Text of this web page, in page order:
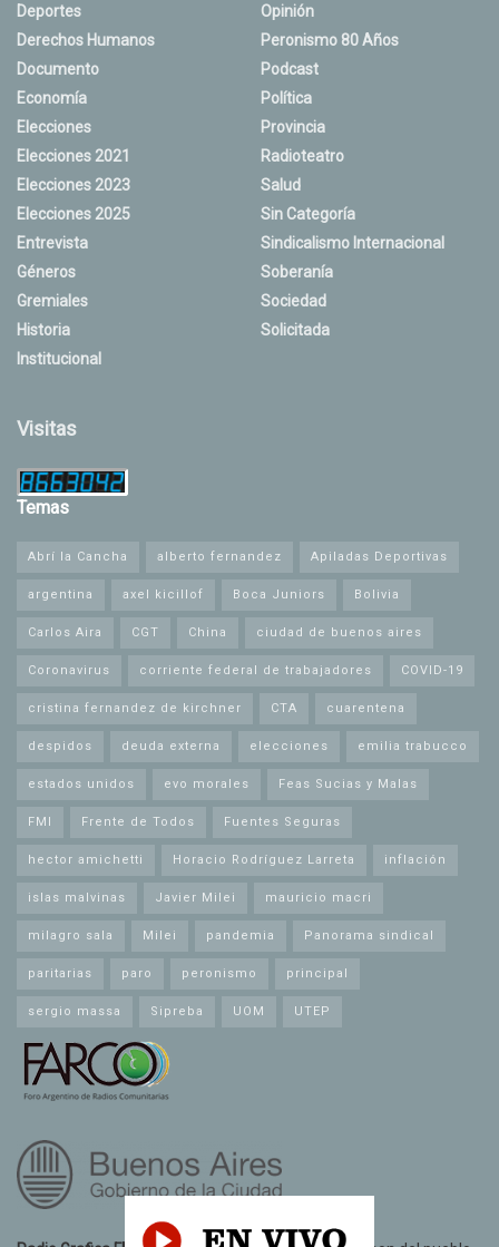
Deportes
Derechos Humanos
Documento
Economía
Elecciones
Elecciones 2021
Elecciones 2023
Elecciones 2025
Entrevista
Géneros
Gremiales
Historia
Institucional
Opinión
Peronismo 80 Años
Podcast
Política
Provincia
Radioteatro
Salud
Sin Categoría
Sindicalismo Internacional
Soberanía
Sociedad
Solicitada
Visitas
Temas
Abrí la Cancha alberto fernandez Apiladas Deportivas
argentina axel kicillof Boca Juniors Bolivia
Carlos Aira CGT China ciudad de buenos aires
Coronavirus corriente federal de trabajadores COVID-19
cristina fernandez de kirchner CTA cuarentena
despidos deuda externa elecciones emilia trabucco
estados unidos evo morales Feas Sucias y Malas
FMI Frente de Todos Fuentes Seguras
hector amichetti Horacio Rodríguez Larreta inflación
islas malvinas Javier Milei mauricio macri
milagro sala Milei pandemia Panorama sindical
paritarias paro peronismo principal
sergio massa Sipreba UOM UTEP